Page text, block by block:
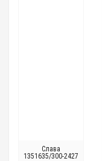
Слава
1351635/300-2427